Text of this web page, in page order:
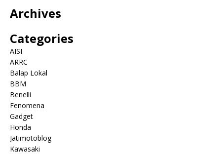
Archives
Categories
AISI
ARRC
Balap Lokal
BBM
Benelli
Fenomena
Gadget
Honda
Jatimotoblog
Kawasaki